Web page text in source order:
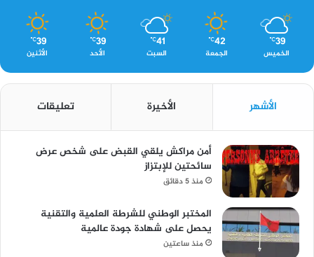
39
℃
الخميس
42
℃
الجمعة
41
℃
السبت
39
℃
الأحد
39
℃
الأثنين
الأشهر الأخيرة تعليقات
أمن مراكش يلقي القبض على شخص عرض
سائحتين للإبتزاز
منذ 5 دقائق
المختبر الوطني للشرطة العلمية والتقنية
يحصل على شهادة جودة عالمية
منذ ساعتين